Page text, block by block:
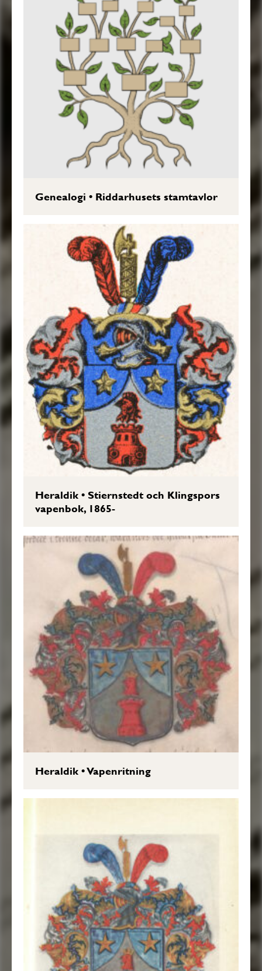
Genealogi • Riddarhusets stamtavlor
Heraldik•Stiernstedt och Klingspors
vapenbok, 1865-
Heraldik•Vapenritning